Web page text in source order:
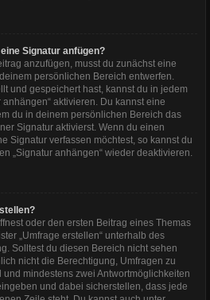
Signatur anfügen?
anzufügen, musst du zunächst eine
persönlichen Bereich entwerfen.
und gespeichert hast, kannst du in jedem
aktivieren. Du kannst eine
du in deinem persönlichen Bereich das
Signatur aktivierst. Wenn du einen
Signatur verfassen möchtest, so kannst du
„Signatur anhängen“ wieder deaktivieren.
oder den ersten Beitrag eines Themas
„Umfrage erstellen“ unterhalb des
Solltest du diesen Bereich nicht sehen
nicht die Berechtigung, Umfragen zu
mindestens zwei Antwortmöglichkeiten
und dabei sicherstellen, dass jede